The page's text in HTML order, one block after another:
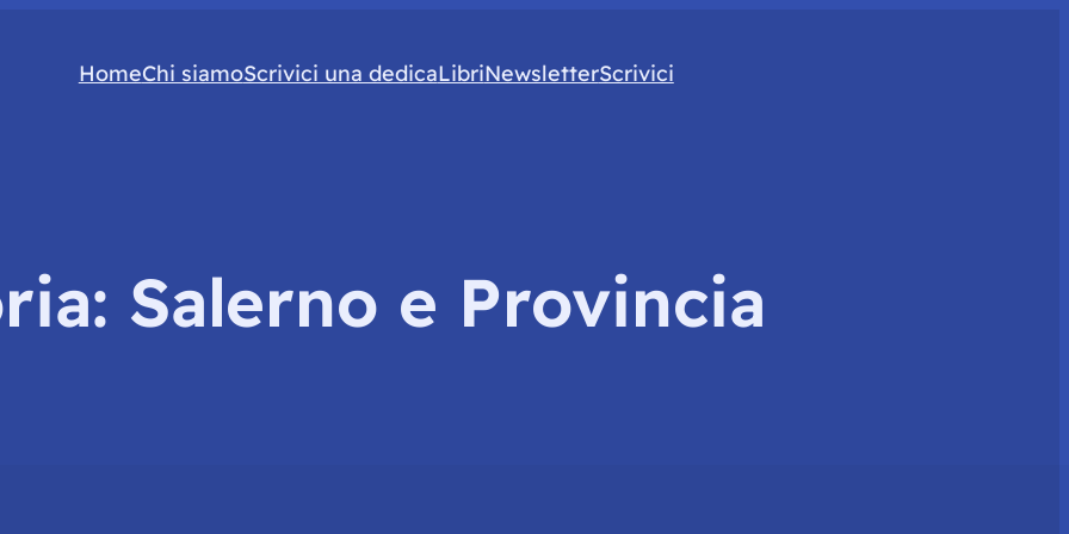
HomeChi siamoScrivici una dedicaLibriNewsletterScrivici
Salerno e Provincia